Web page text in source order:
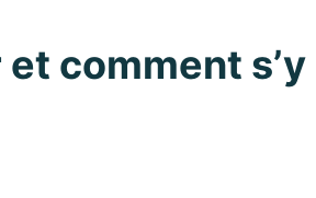
et comment s’y